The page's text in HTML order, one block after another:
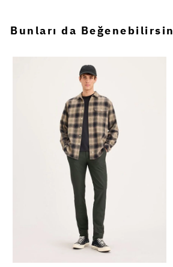
Bunları da Beğenebilirsin